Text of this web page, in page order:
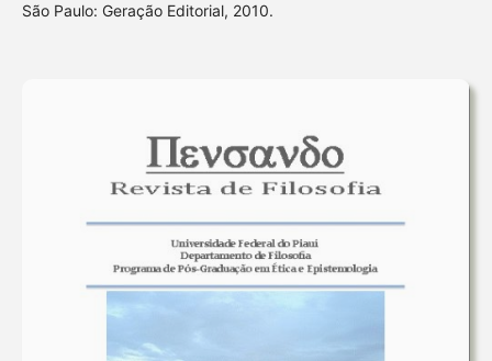
São Paulo: Geração Editorial, 2010.